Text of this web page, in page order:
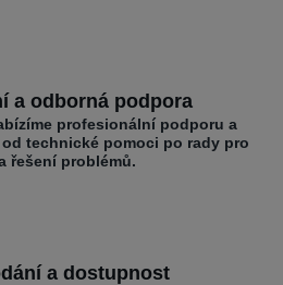
a odborná podpora
profesionální podporu a
technické pomoci po rady pro
řešení problémů.
a dostupnost